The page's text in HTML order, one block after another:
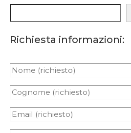
Richiesta informazioni: